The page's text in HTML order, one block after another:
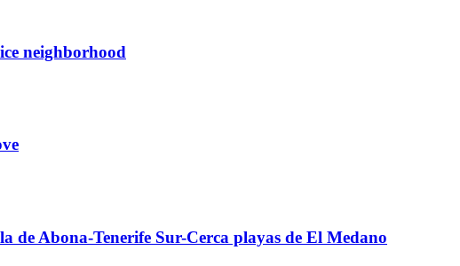
neighborhood
de Abona-Tenerife Sur-Cerca playas de El Medano